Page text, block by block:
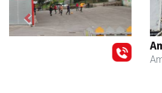
Amasa-Villabonako Udala
- Udaletxeak
Previous